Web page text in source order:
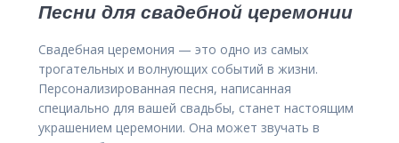
Песни для свадебной церемонии
Свадебная церемония — это одно из самых
трогательных и волнующих событий в жизни.
Персонализированная песня, написанная
специально для вашей свадьбы, станет настоящим
украшением церемонии. Она может звучать в